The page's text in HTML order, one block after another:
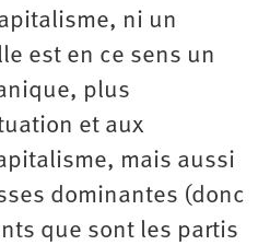
ni un
est en ce sens un
plus
et aux
mais aussi
dominantes (donc
que sont les partis